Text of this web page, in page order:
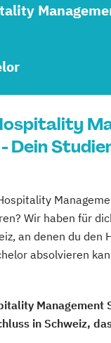
Dein
Wir haben für
an denen du den
absolvieren
Management
in Schweiz,